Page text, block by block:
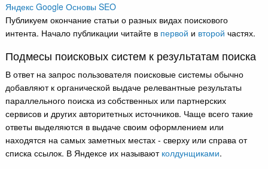
Яндекс Google Основы SEO
Публикуем окончание статьи о разных видах поискового
интента. Начало публикации читайте в первой и второй частях.
Подмесы поисковых систем к результатам поиска
В ответ на запрос пользователя поисковые системы обычно
добавляют к органической выдаче релевантные результаты
параллельного поиска из собственных или партнерских
сервисов и других авторитетных источников. Чаще всего такие
ответы выделяются в выдаче своим оформлением или
находятся на самых заметных местах - сверху или справа от
списка ссылок. В Яндексе их называют колдунщиками.